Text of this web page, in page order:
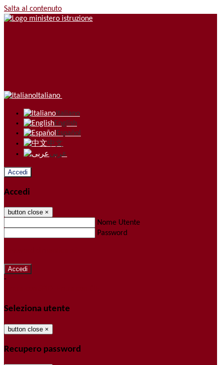
Salta al contenuto
Italiano
Italiano
English
Español
中文
عربى
Accedi
Accedi
button close ×
Nome Utente
Password
-
Seleziona utente
button close ×
Recupero password